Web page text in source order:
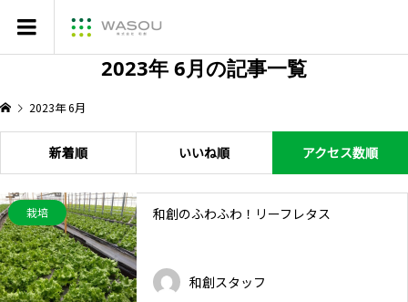
2023年 6月の記事一覧
2023年 6月
新着順 いいね順 アクセス数順
栽培 和創のふわふわ！リーフレタス
和創スタッフ